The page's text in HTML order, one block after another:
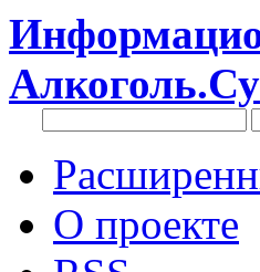
Алкоголь.Су
О проекте